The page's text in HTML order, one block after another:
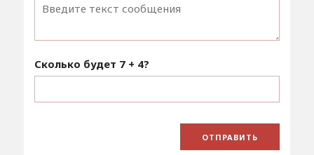
Сколько будет 7 + 4?